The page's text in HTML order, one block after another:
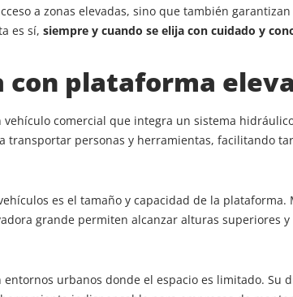
a zonas elevadas, sino que también
es sí, siempre y cuando se elija con cuidado y
con plataforma
comercial que integra un sistema
transportar personas y herramientas, facilitando
es el tamaño y capacidad de la
grande permiten alcanzar alturas superiores
urbanos donde el espacio es limitado. Su